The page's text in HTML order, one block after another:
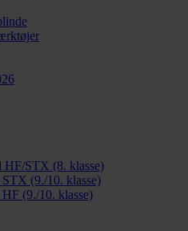
HF/STX (8. klasse)
(9./10. klasse)
(9./10. klasse)